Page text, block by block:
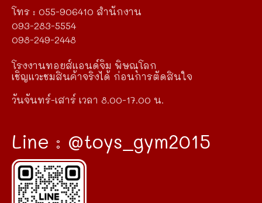
โทร : 055-906410 สำนักงาน
093-283-5554
098-249-2448
โรงงานทอยส์แอนด์จิม พิษณุโลก
เชิญแวะชมสินค้าจริงได้ ก่อนการตัดสินใจ
วันจันทร์-เสาร์ เวลา 8.00-17.00 น.
Line : @toys_gym2015